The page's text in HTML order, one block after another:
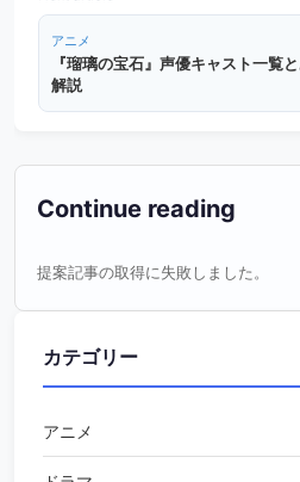
アニメ
『瑠璃の宝石』声優キャスト一覧
解説
Continue reading
提案記事の取得に失敗しました。
カテゴリー
アニメ